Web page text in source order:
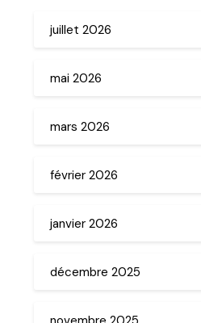
juillet 2026
mai 2026
mars 2026
février 2026
janvier 2026
décembre 2025